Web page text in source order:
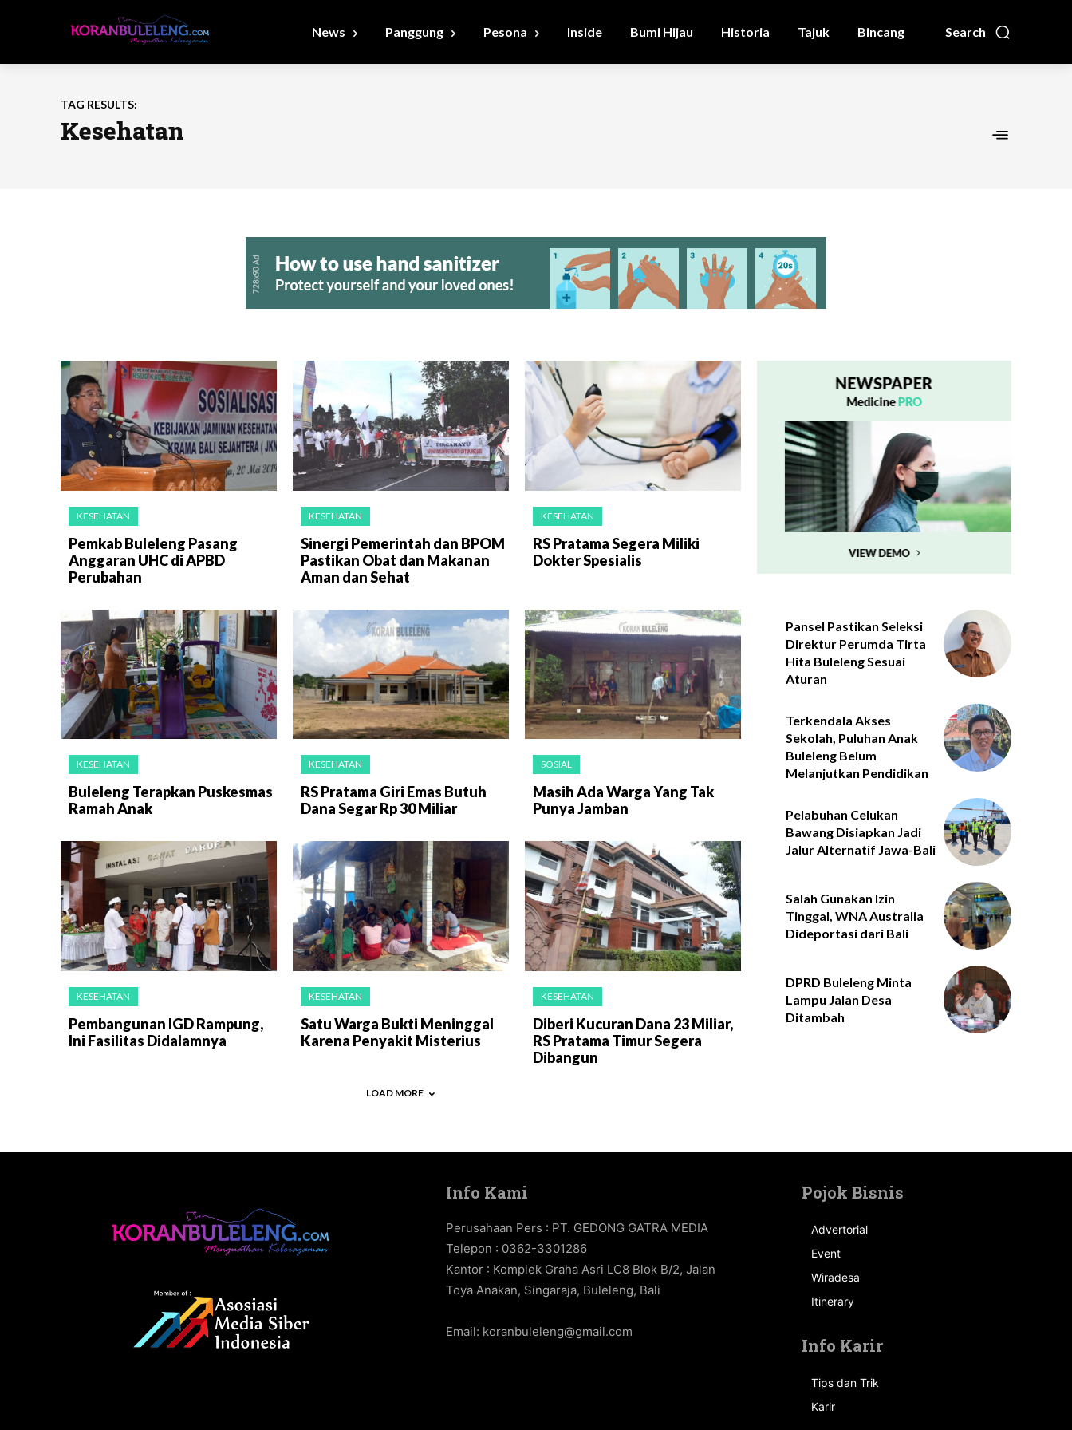
Search
News Panggung Pesona Inside Bumi Hijau Historia Tajuk Bincang
TAG RESULTS:
Kesehatan
KESEHATAN
Pemkab Buleleng Pasang
Anggaran UHC di APBD
Perubahan
KESEHATAN
Sinergi Pemerintah dan BPOM
Pastikan Obat dan Makanan
Aman dan Sehat
KESEHATAN
RS Pratama Segera Miliki
Dokter Spesialis
KESEHATAN
Buleleng Terapkan Puskesmas
Ramah Anak
KESEHATAN
RS Pratama Giri Emas Butuh
Dana Segar Rp 30 Miliar
SOSIAL
Masih Ada Warga Yang Tak
Punya Jamban
KESEHATAN
Pembangunan IGD Rampung,
Ini Fasilitas Didalamnya
KESEHATAN
Satu Warga Bukti Meninggal
Karena Penyakit Misterius
KESEHATAN
Diberi Kucuran Dana 23 Miliar,
RS Pratama Timur Segera
Dibangun
LOAD MORE
Pansel Pastikan Seleksi
Direktur Perumda Tirta
Hita Buleleng Sesuai
Aturan
Terkendala Akses
Sekolah, Puluhan Anak
Buleleng Belum
Melanjutkan Pendidikan
Pelabuhan Celukan
Bawang Disiapkan Jadi
Jalur Alternatif Jawa-Bali
Salah Gunakan Izin
Tinggal, WNA Australia
Dideportasi dari Bali
DPRD Buleleng Minta
Lampu Jalan Desa
Ditambah
Info Kami
Perusahaan Pers : PT. GEDONG GATRA MEDIA
Telepon : 0362-3301286
Kantor : Komplek Graha Asri LC8 Blok B/2, Jalan
Toya Anakan, Singaraja, Buleleng, Bali
Email: koranbuleleng@gmail.com
Pojok Bisnis
Advertorial
Event
Wiradesa
Itinerary
Info Karir
Tips dan Trik
Karir